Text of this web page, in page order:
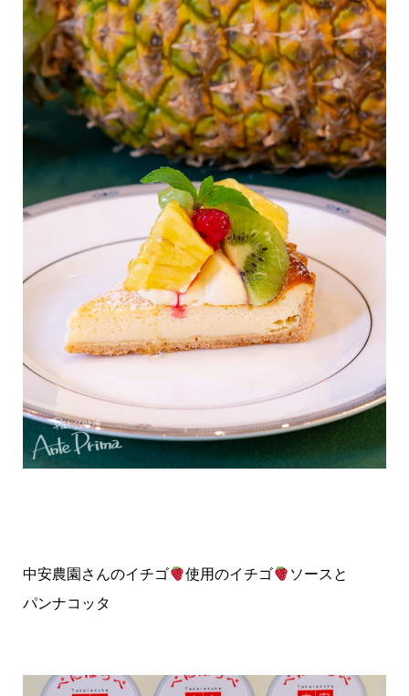
中安農園さんのイチゴ 使用のイチゴ
ソースと
パンナコッタ